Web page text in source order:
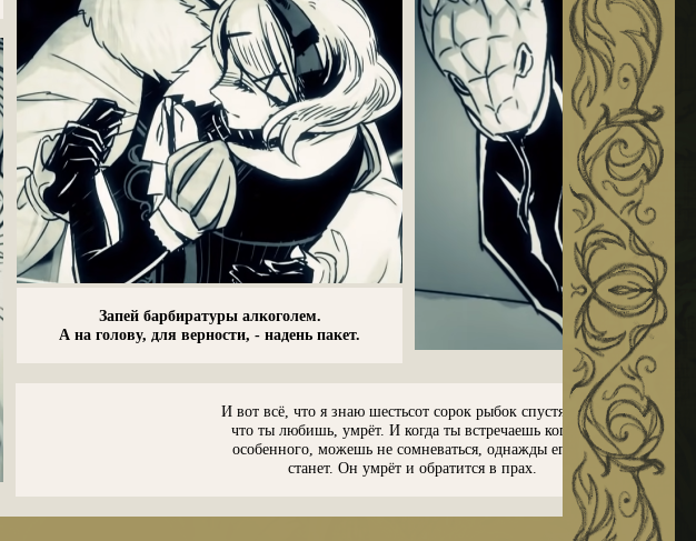
Запей барбиратуры алкоголем.
А на голову, для верности, - надень пакет.
И вот всё, что я знаю шестьсот сорок рыбок спустя : всё,
что ты любишь, умрёт. И когда ты встречаешь кого-то
особенного, можешь не сомневаться, однажды его не
станет. Он умрёт и обратится в прах.